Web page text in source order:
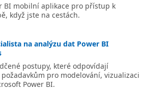
BI mobilní aplikace pro přístup k
když jste na cestách.
na analýzu dat Power BI
postupy, které odpovídají
pro modelování, vizualizaci
Power BI.